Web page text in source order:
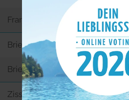
Frankfurt (Oder)
Brieskower See
Brieskow-Finkenheerd
Ziss-See